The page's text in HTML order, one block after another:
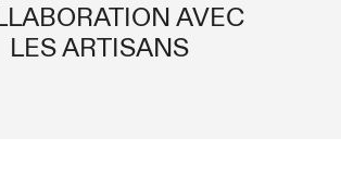
AVEC
LES ARTISANS